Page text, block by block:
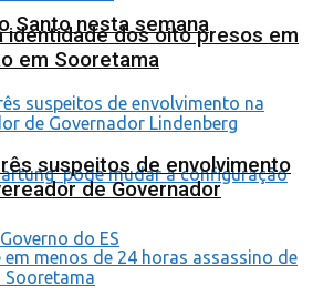
Santo nesta semana
identidade dos oito presos em
em Sooretama
suspeitos de envolvimento
de Governador